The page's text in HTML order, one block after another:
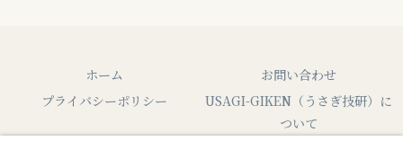
ホーム
お問い合わせ
プライバシーポリシー
USAGI-GIKEN（うさぎ技研）に
ついて